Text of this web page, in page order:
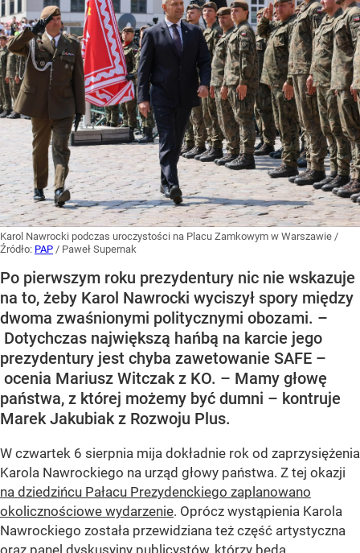
Karol Nawrocki podczas uroczystości na Placu Zamkowym w Warszawie /
Źródło: PAP / Paweł Supernak
Po pierwszym roku prezydentury nic nie wskazuje
na to, żeby Karol Nawrocki wyciszył spory między
dwoma zwaśnionymi politycznymi obozami. –
Dotychczas największą hańbą na karcie jego
prezydentury jest chyba zawetowanie SAFE –
ocenia Mariusz Witczak z KO. – Mamy głowę
państwa, z której możemy być dumni – kontruje
Marek Jakubiak z Rozwoju Plus.
W czwartek 6 sierpnia mija dokładnie rok od zaprzysiężenia
Karola Nawrockiego na urząd głowy państwa. Z tej okazji
na dziedzińcu Pałacu Prezydenckiego zaplanowano
okolicznościowe wydarzenie. Oprócz wystąpienia Karola
Nawrockiego została przewidziana też część artystyczna
oraz panel dyskusyjny publicystów, którzy będą